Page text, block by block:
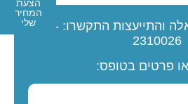
והתייעצות התקשרו: 077-
2310026
פרטים בטופס:
הצעת
המחיר
שלי